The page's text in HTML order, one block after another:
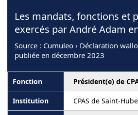
Les mandats, fonctions et
exercés par André Adam
Source : Cumuleo › Déclaration
publiée en décembre 2023
Président(e) de
CPAS de Saint-